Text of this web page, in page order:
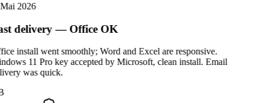
2026
delivery — Office OK
install went smoothly; Word and Excel are responsive.
11 Pro key accepted by Microsoft, clean install. Email
was quick.